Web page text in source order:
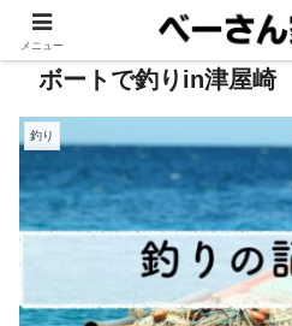
ボートで釣りin津屋崎
釣り
メニュー